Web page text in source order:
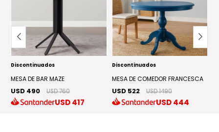
Discontinuados
MESA DE BAR MAZE
USD 490 USD 760
USD417
Discontinuados
MESA DE COMEDOR FRANCESCA
USD 522 USD 1490
USD444